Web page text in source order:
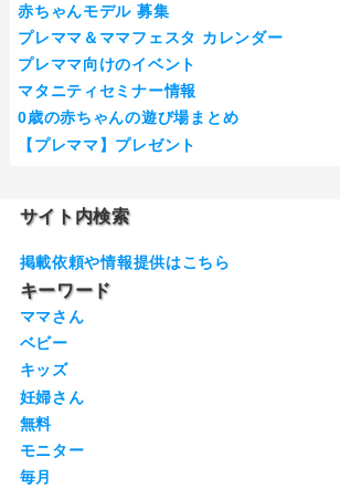
赤ちゃんモデル 募集
プレママ＆ママフェスタ カレンダー
プレママ向けのイベント
マタニティセミナー情報
0歳の赤ちゃんの遊び場まとめ
【プレママ】プレゼント
サイト内検索
掲載依頼や情報提供はこちら
キーワード
ママさん
ベビー
キッズ
妊婦さん
無料
モニター
毎月